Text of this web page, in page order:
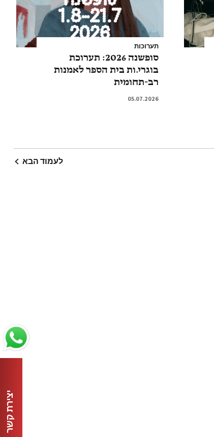
תערוכות
סופשנה 2026: תערוכת
בוגרי.ות בית הספר לאמנות
רב-תחומית
05.07.2026
לעמוד הבא
יצירת קשר